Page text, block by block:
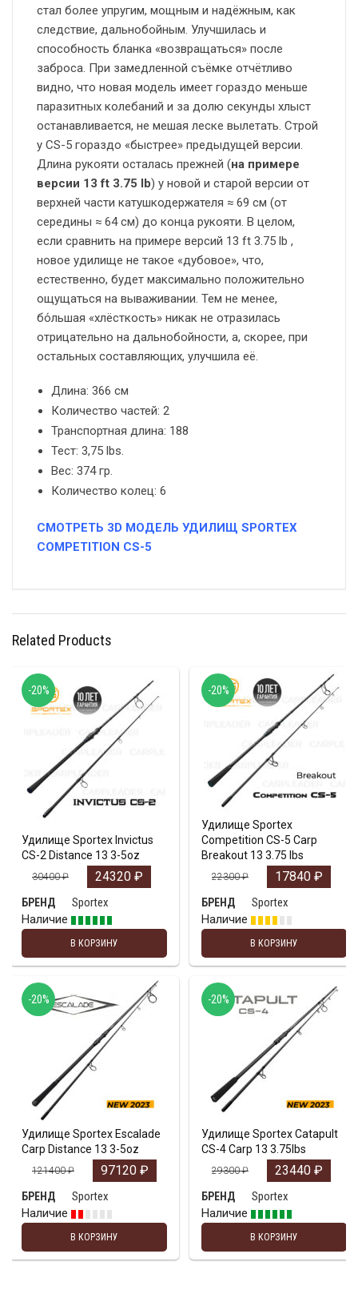
стал более упругим, мощным и надёжным, как
следствие, дальнобойным. Улучшилась и
способность бланка «возвращаться» после
заброса. При замедленной съёмке отчётливо
видно, что новая модель имеет гораздо меньше
паразитных колебаний и за долю секунды хлыст
останавливается, не мешая леске вылетать. Строй
у CS-5 гораздо «быстрее» предыдущей версии.
Длина рукояти осталась прежней (на примере
версии 13 ft 3.75 lb) у новой и старой версии от
верхней части катушкодержателя ≈ 69 см (от
середины ≈ 64 см) до конца рукояти. В целом,
если сравнить на примере версий 13 ft 3.75 lb ,
новое удилище не такое «дубовое», что,
естественно, будет максимально положительно
ощущаться на вываживании. Тем не менее,
бо́льшая «хлёсткость» никак не отразилась
отрицательно на дальнобойности, а, скорее, при
остальных составляющих, улучшила её.
Длина: 366 см
Количество частей: 2
Транспортная длина: 188
Тест: 3,75 lbs.
Вес: 374 гр.
Количество колец: 6
СМОТРЕТЬ 3D МОДЕЛЬ УДИЛИЩ SPORTEX
COMPETITION CS-5
Related Products
Удилище Sportex Invictus
CS-2 Distance 13 3-5oz
30400₽ 24320 ₽
БРЕНД
Sportex
Наличие
В КОРЗИНУ
-20%
Удилище Sportex
Competition CS-5 Carp
Breakout 13 3.75 lbs
22300₽ 17840 ₽
БРЕНД
Sportex
Наличие
В КОРЗИНУ
-20%
Удилище Sportex Escalade
Carp Distance 13 3-5oz
121400₽ 97120 ₽
БРЕНД
Sportex
Наличие
В КОРЗИНУ
-20%
Удилище Sportex Catapult
CS-4 Carp 13 3.75lbs
29300₽ 23440 ₽
БРЕНД
Sportex
Наличие
В КОРЗИНУ
-20%